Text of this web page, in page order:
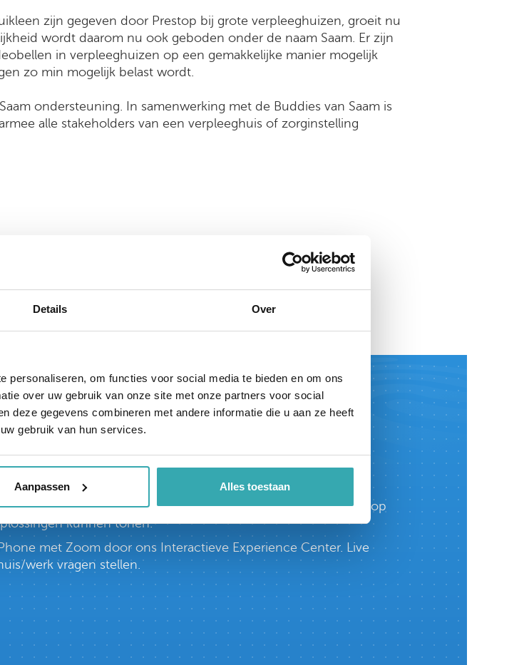
Details Over
personaliseren, om functies voor social media te bieden en om ons
over uw gebruik van onze site met onze partners voor social
deze gegevens combineren met andere informatie die u aan ze heeft
gebruik van hun services.
Aanpassen Alles toestaan
zijn gegeven door Prestop bij grote verpleeghuizen, groeit nu
wordt daarom nu ook geboden onder de naam Saam. Er zijn
in verpleeghuizen op een gemakkelijke manier mogelijk
zo min mogelijk belast wordt.
ondersteuning. In samenwerking met de Buddies van Saam is
alle stakeholders van een verpleeghuis of zorginstelling
Center.
van Europa. Je bent van harte welkom in onze showroom, op
kunnen tonen.
met Zoom door ons Interactieve Experience Center. Live
werk vragen stellen.